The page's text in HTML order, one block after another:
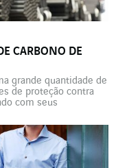
CARBONO DE
grande quantidade de
de proteção contra
com seus
é uma fábrica
proteção contra